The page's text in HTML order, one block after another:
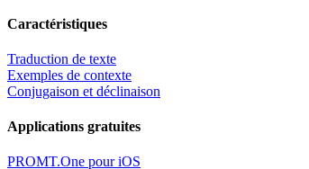
Caractéristiques
Traduction de texte
Exemples de contexte
Conjugaison et déclinaison
Applications gratuites
PROMT.One pour iOS